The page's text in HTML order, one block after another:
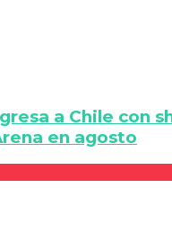
a Chile con
en agosto